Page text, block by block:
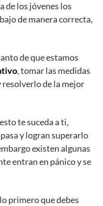
de los jóvenes los
de manera correcta,
de que estamos
, tomar las medidas
de la mejor
te suceda a ti,
y logran superarlo
existen algunas
entran en pánico y se
primero que debes